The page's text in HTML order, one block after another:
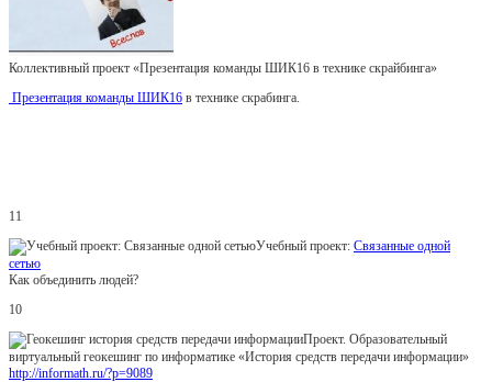
Коллективный проект «Презентация команды ШИК16 в технике скрайбинга»
Презентация команды ШИК16 в технике скрабинга.
11
Учебный проект: Связанные одной
сетью
Как объединить людей?
10
Проект. Образовательный
виртуальный геокешинг по информатике «История средств передачи информации»
http://informath.ru/?p=9089